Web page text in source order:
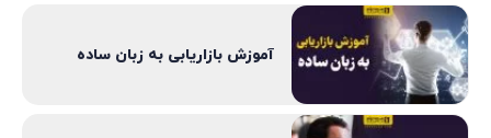
آموزش بازاریابی به زبان ساده